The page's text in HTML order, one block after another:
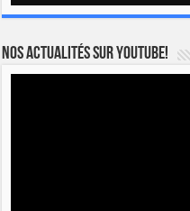
Nos actualités sur YOUTUBE!